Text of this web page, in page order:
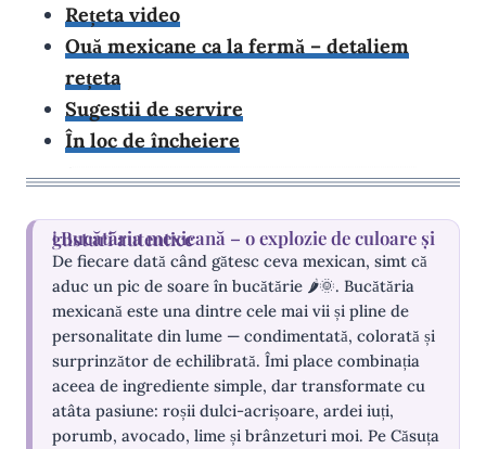
Rețeta video
Ouă mexicane ca la fermă – detaliem
rețeta
Sugestii de servire
În loc de încheiere
Bucătăria mexicană – o explozie de culoare și gusturi autentice
De fiecare dată când gătesc ceva mexican, simt că
aduc un pic de soare în bucătărie 🌶️🌞. Bucătăria
mexicană este una dintre cele mai vii și pline de
personalitate din lume — condimentată, colorată și
surprinzător de echilibrată. Îmi place combinația
aceea de ingrediente simple, dar transformate cu
atâta pasiune: roșii dulci-acrișoare, ardei iuți,
porumb, avocado, lime și brânzeturi moi. Pe Căsuța